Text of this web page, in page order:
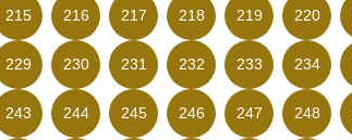
215 216 217 218 219 220
229 230 231 232 233 234
243 244 245 246 247 248